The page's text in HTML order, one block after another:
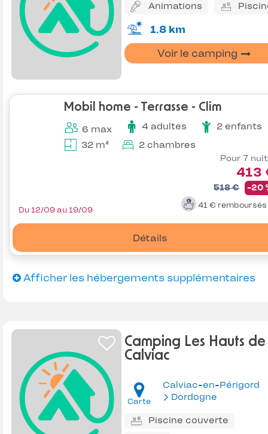
Animations
1.8 km
Voir le camping
Mobil home - Terrasse - Clim
6 max 4 adultes
2 enfants
32 m²
2 chambres
Pour 7
413
518 € -20
41 € remboursés
Détails
Du 12/09 au 19/09
Afficher les hébergements supplémentaires
Camping Les Hauts de
Calviac
Carte
Calviac-en-Périgord
Dordogne
Piscine couverte